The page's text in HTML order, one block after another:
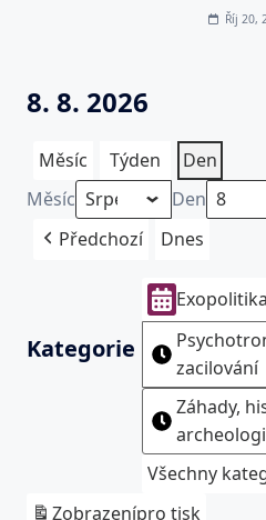
Říj 20,
8. 8. 2026
Měsíc Týden
Den
Měsíc
Den
Předchozí
Dnes
Kategorie
Exopolitika
zacilování
Záhady,
Všechny
Zobrazenípro tisk